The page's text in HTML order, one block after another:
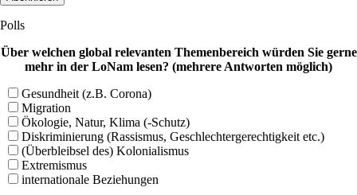
Polls
Über welchen global relevanten Themenbereich würden Sie gerne
mehr in der LoNam lesen? (mehrere Antworten möglich)
Gesundheit (z.B. Corona)
Migration
Ökologie, Natur, Klima (-Schutz)
Diskriminierung (Rassismus, Geschlechtergerechtigkeit etc.)
(Überbleibsel des) Kolonialismus
Extremismus
internationale Beziehungen